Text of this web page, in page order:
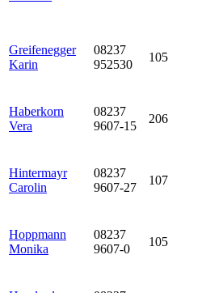
Greifenegger
Karin
08237
952530
105
Haberkorn
Vera
08237
9607-15
206
Hintermayr
Carolin
08237
9607-27
107
Hoppmann
Monika
08237
9607-0
105